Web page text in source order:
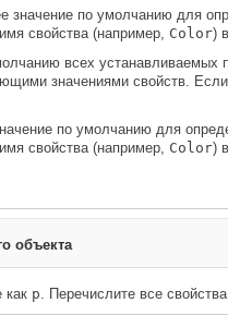
значение по умолчанию для
свойства (например, Color)
всех
значениями свойств.
по умолчанию для
свойства (например, Color)
объекта
как p. Перечислите все